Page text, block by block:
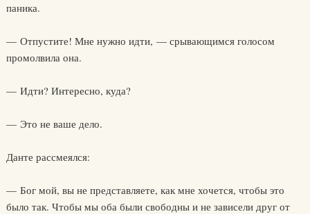
паника.
— Отпустите! Мне нужно идти, — срывающимся голосом
промолвила она.
— Идти? Интересно, куда?
— Это не ваше дело.
Данте рассмеялся:
— Бог мой, вы не представляете, как мне хочется, чтобы это
было так. Чтобы мы оба были свободны и не зависели друг от